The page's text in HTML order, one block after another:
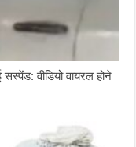
वीडियो वायरल होने